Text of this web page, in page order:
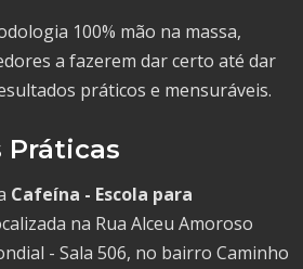
100% mão na massa,
a fazerem dar certo até dar
práticos e mensuráveis.
Práticas
Cafeína - Escola para
na Rua Alceu Amoroso
- Sala 506, no bairro Caminho